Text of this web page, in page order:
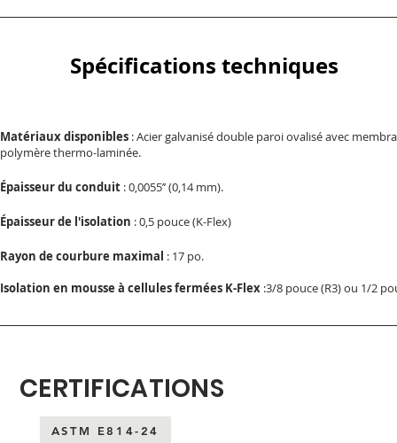
Spécifications techniques
Matériaux disponibles : Acier galvanisé double paroi ovalisé avec
polymère thermo-laminée.
Épaisseur du conduit : 0,0055’’ (0,14 mm).
Épaisseur de l'isolation : 0,5 pouce (K-Flex)
Rayon de courbure maximal : 17 po.
Isolation en mousse à cellules fermées K-Flex :3/8 pouce (R3) ou 1/2
CERTIFICATIONS
ASTM E814-24